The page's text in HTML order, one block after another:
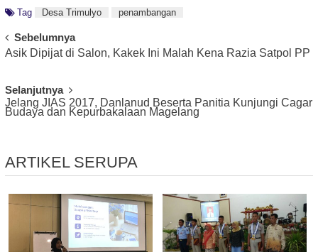
Tag Desa Trimulyo penambangan
Post
Navigation
Sebelumnya
Asik Dipijat di Salon, Kakek Ini Malah Kena Razia Satpol PP
Selanjutnya
Jelang JIAS 2017, Danlanud Beserta Panitia Kunjungi Cagar
Budaya dan Kepurbakalaan Magelang
ARTIKEL SERUPA